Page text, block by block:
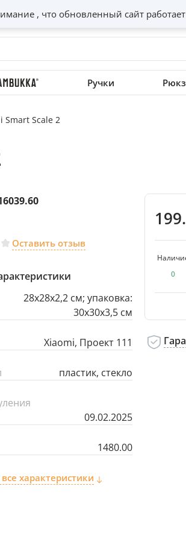
, что обновленный сайт
Ручки
Scale 2
Оставить отзыв
28x28x2,2 см; упаковка:
30x30x3,5 см
Xiaomi, Проект 111
пластик, стекло
09.02.2025
1480.00
характеристики
0